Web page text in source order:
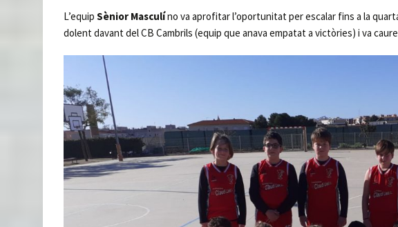
L’equip Sènior Masculíno va aprofitar l’oportunitat per escalar fins a la
dolent davant del CB Cambrils (equip que anava empatat a victòries) i va